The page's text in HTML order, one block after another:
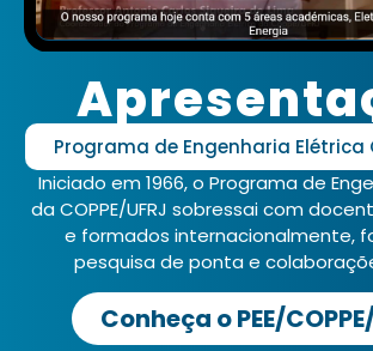
Programa de Engenharia Elétrica
Iniciado em 1966, o Programa de
da COPPE/UFRJ sobressai com
e formados internacionalmente,
pesquisa de ponta e
Conheça o PEE/